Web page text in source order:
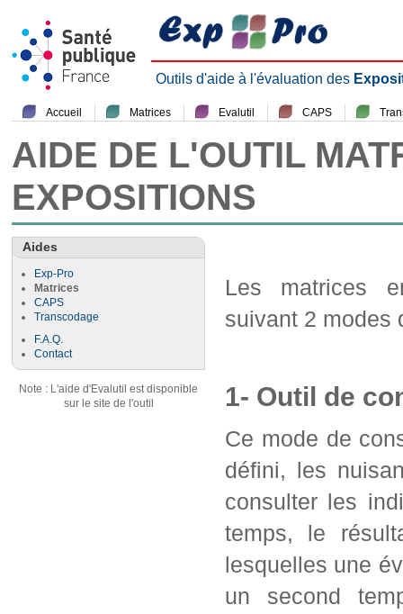
Outils d'aide à l'évaluation des
Accueil Matrices Evalutil CAPS
AIDE DE L'OUTIL
EXPOSITIONS
Aides
Exp-Pro
Matrices
CAPS
Transcodage
F.A.Q.
Contact
Note : L'aide d'Evalutil est disponible
sur le site de l'outil
Les matrices
suivant 2 modes
1- Outil de
Ce mode de
défini, les
consulter les
temps, le
lesquelles une
un second